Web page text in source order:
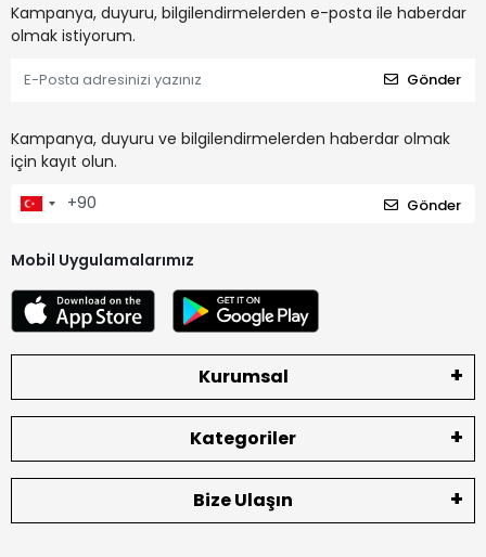
Kampanya, duyuru, bilgilendirmelerden e-posta ile haberdar
olmak istiyorum.
Gönder
Kampanya, duyuru ve bilgilendirmelerden haberdar olmak
için kayıt olun.
Gönder
Mobil Uygulamalarımız
Kurumsal
Kategoriler
Bize Ulaşın